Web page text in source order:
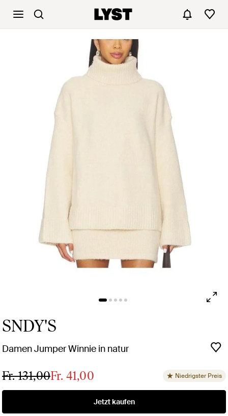
SNDY'S
Damen Jumper Winnie in natur
Fr. 131,00Fr. 41,00 Niedrigster Preis
Jetzt kaufen